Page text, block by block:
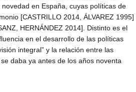
en España, cuyas políticas de
[CASTRILLO 2014, ÁLVAREZ 1995]
HERNÁNDEZ 2014]. Distinto es el
en el desarrollo de las políticas
integral” y la relación entre las
daba ya antes de los años noventa